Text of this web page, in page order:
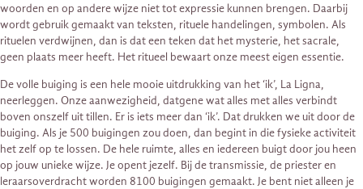
woorden en op andere wijze niet tot expressie kunnen brengen. Daarbij
wordt gebruik gemaakt van teksten, rituele handelingen, symbolen. Als
rituelen verdwijnen, dan is dat een teken dat het mysterie, het sacrale,
geen plaats meer heeft. Het ritueel bewaart onze meest eigen essentie.
De volle buiging is een hele mooie uitdrukking van het ‘ik’, La Ligna,
neerleggen. Onze aanwezigheid, datgene wat alles met alles verbindt
boven onszelf uit tillen. Er is iets meer dan ‘ik’. Dat drukken we uit door de
buiging. Als je 500 buigingen zou doen, dan begint in die fysieke activiteit
het zelf op te lossen. De hele ruimte, alles en iedereen buigt door jou heen
op jouw unieke wijze. Je opent jezelf. Bij de transmissie, de priester en
leraarsoverdracht worden 8100 buigingen gemaakt. Je bent niet alleen je